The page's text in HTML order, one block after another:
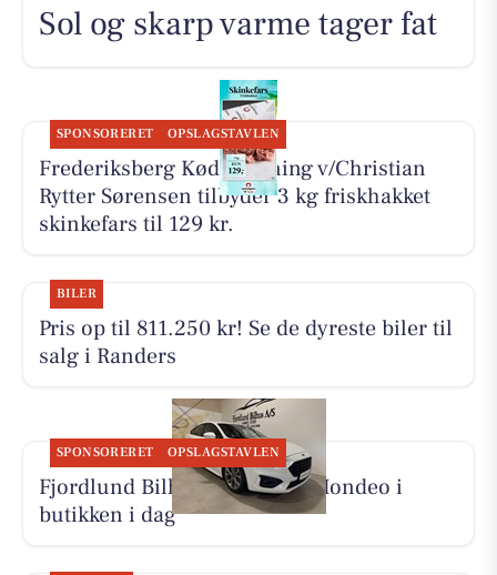
Sol og skarp varme tager fat
SPONSORERET OPSLAGSTAVLEN
Frederiksberg Kødforsyning v/Christian
Rytter Sørensen tilbyder 3 kg friskhakket
skinkefars til 129 kr.
BILER
Pris op til 811.250 kr! Se de dyreste biler til
salg i Randers
SPONSORERET OPSLAGSTAVLEN
Fjordlund Bilhus viser Ford Mondeo i
butikken i dag